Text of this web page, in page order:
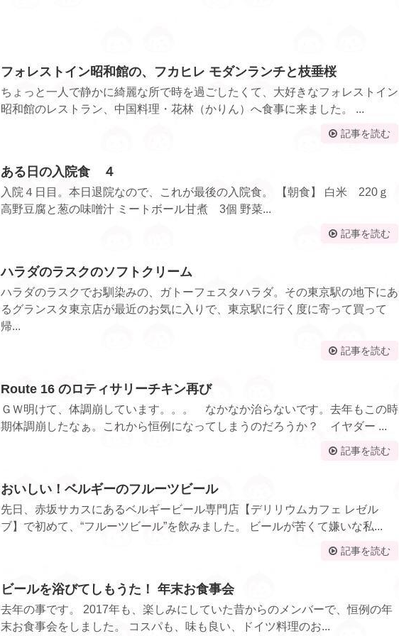
フォレストイン昭和館の、フカヒレ モダンランチと枝垂桜
ちょっと一人で静かに綺麗な所で時を過ごしたくて、大好きなフォレストイン
昭和館のレストラン、中国料理・花林（かりん）へ食事に来ました。 ...
記事を読む
ある日の入院食 ４
入院４日目。本日退院なので、これが最後の入院食。 【朝食】 白米 220ｇ
高野豆腐と葱の味噌汁 ミートボール甘煮 3個 野菜...
記事を読む
ハラダのラスクのソフトクリーム
ハラダのラスクでお馴染みの、ガトーフェスタハラダ。その東京駅の地下にあ
るグランスタ東京店が最近のお気に入りで、東京駅に行く度に寄って買って
帰...
記事を読む
Route 16 のロティサリーチキン再び
ＧＷ明けて、体調崩しています。。。 なかなか治らないです。去年もこの時
期体調崩したなぁ。これから恒例になってしまうのだろうか？ イヤダー ...
記事を読む
おいしい！ベルギーのフルーツビール
先日、赤坂サカスにあるベルギービール専門店【デリリウムカフェ レゼル
ブ】で初めて、“フルーツビール”を飲みました。 ビールが苦くて嫌いな私...
記事を読む
ビールを浴びてしもうた！ 年末お食事会
去年の事です。 2017年も、楽しみにしていた昔からのメンバーで、恒例の年
末お食事会をしました。 コスパも、味も良い、ドイツ料理のお...